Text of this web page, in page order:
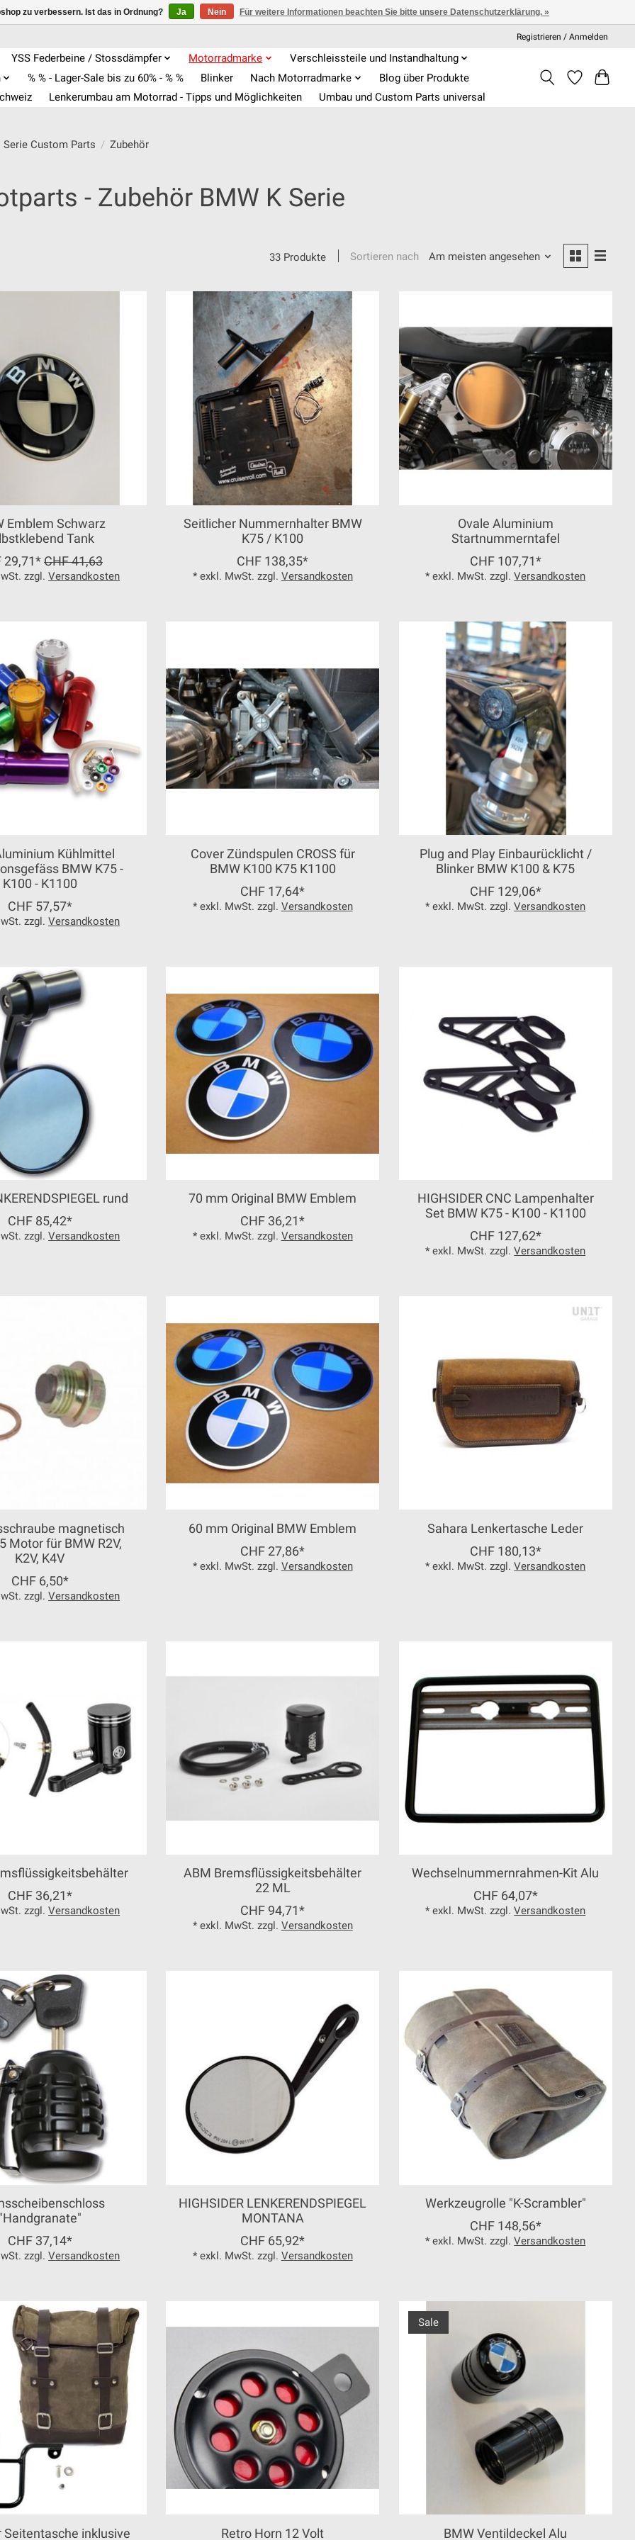
Registrieren / Anmelden
YSS Federbeine / Stossdämpfer Motorradmarke
Verschleissteile und Instandhaltung
% % - Lager-Sale bis zu 60% - % % Blinker Nach Motorradmarke
Blog über Produkte
Lenkerumbau am Motorrad - Tipps und Möglichkeiten Umbau und Custom Parts universal
Serie Custom Parts / Zubehör
- Zubehör BMW K Serie
33 Produkte Sortieren nach Am meisten angesehen
Emblem Schwarz
Tank
29,71* CHF 41,63
zzgl.Versandkosten
Seitlicher Nummernhalter BMW
K75 / K100
CHF 138,35*
* exkl. MwSt. zzgl. Versandkosten
Ovale Aluminium
Startnummerntafel
CHF 107,71*
* exkl. MwSt. zzgl.Versandkosten
Kühlmittel
BMW K75 -
K100 - K1100
CHF 57,57*
zzgl.Versandkosten
Cover Zündspulen CROSS für
BMW K100 K75 K1100
CHF 17,64*
* exkl. MwSt. zzgl. Versandkosten
Plug and Play Einbaurücklicht /
Blinker BMW K100 & K75
CHF 129,06*
* exkl. MwSt. zzgl.Versandkosten
rund
CHF 85,42*
zzgl.Versandkosten
70 mm Original BMW Emblem
CHF 36,21*
* exkl. MwSt. zzgl. Versandkosten
HIGHSIDER CNC Lampenhalter
Set BMW K75 - K100 - K1100
CHF 127,62*
* exkl. MwSt. zzgl.Versandkosten
magnetisch
Motor für BMW R2V,
K2V, K4V
CHF 6,50*
zzgl.Versandkosten
60 mm Original BMW Emblem
CHF 27,86*
* exkl. MwSt. zzgl. Versandkosten
Sahara Lenkertasche Leder
CHF 180,13*
* exkl. MwSt. zzgl.Versandkosten
CHF 36,21*
zzgl.Versandkosten
ABM Bremsflüssigkeitsbehälter
22 ML
CHF 94,71*
* exkl. MwSt. zzgl. Versandkosten
Wechselnummernrahmen-Kit Alu
CHF 64,07*
* exkl. MwSt. zzgl.Versandkosten
"Handgranate"
CHF 37,14*
zzgl.Versandkosten
HIGHSIDER LENKERENDSPIEGEL
MONTANA
CHF 65,92*
* exkl. MwSt. zzgl. Versandkosten
Werkzeugrolle "K-Scrambler"
CHF 148,56*
* exkl. MwSt. zzgl.Versandkosten
Seitentasche inklusive Retro Horn 12 Volt
Sale
BMW Ventildeckel Alu
zu verbessern. Ist das in Ordnung? Ja Nein Für weitere Informationen beachten Sie bitte unsere Datenschutzerklärung. »